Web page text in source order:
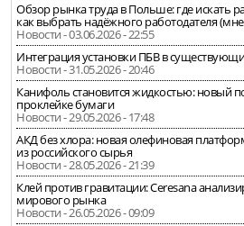
Обзор рынка труда в Польше: где искать
как выбрать надёжного работодателя
Новости - 03.06.2026 - 22:55
Интеграция установки ПБВ в
Новости - 31.05.2026 - 20:46
Канифоль становится жидкостью: новый
проклейке бумаги
Новости - 29.05.2026 - 17:48
АКД без хлора: новая олефиновая
из российского сырья
Новости - 28.05.2026 - 21:39
Клей против гравитации: Ceresana
мирового рынка
Новости - 26.05.2026 - 09:09